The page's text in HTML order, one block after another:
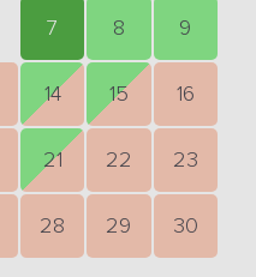
7 8 9
14 15 16
21 22 23
28 29 30